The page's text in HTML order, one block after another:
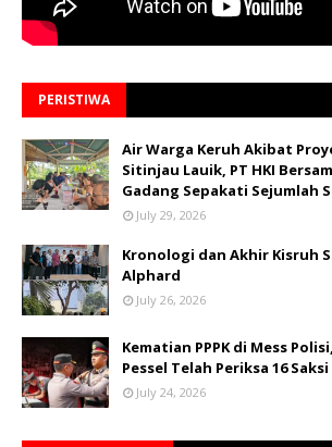
PERISTIWA
Air Warga Keruh Akibat
Sitinjau Lauik, PT HKI
Gadang Sepakati Sejumlah
July 29, 2026
Kronologi dan Akhir Kisruh
Alphard
July 26, 2026
Kematian PPPK di Mess
Pessel Telah Periksa 16 Saksi
July 24, 2026